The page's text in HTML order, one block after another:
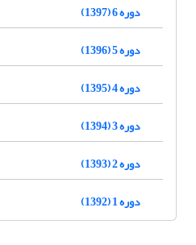
دوره 6 (1397)
دوره 5 (1396)
دوره 4 (1395)
دوره 3 (1394)
دوره 2 (1393)
دوره 1 (1392)